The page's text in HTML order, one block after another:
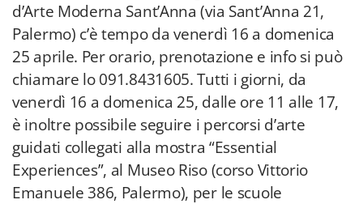
d’Arte Moderna Sant’Anna (via Sant’Anna 21,
Palermo) c’è tempo da venerdì 16 a domenica
25 aprile. Per orario, prenotazione e info si può
chiamare lo 091.8431605. Tutti i giorni, da
venerdì 16 a domenica 25, dalle ore 11 alle 17,
è inoltre possibile seguire i percorsi d’arte
guidati collegati alla mostra “Essential
Experiences”, al Museo Riso (corso Vittorio
Emanuele 386, Palermo), per le scuole